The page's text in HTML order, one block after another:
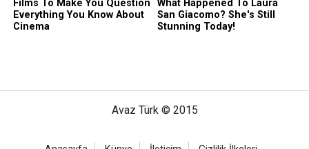
Avaz Türk © 2015